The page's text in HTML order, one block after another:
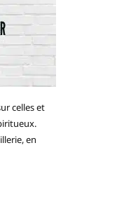
celles et
en